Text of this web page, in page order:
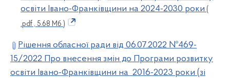
освіти Івано-Франківщини на 2024-2030 роки (
.pdf , 5.68 Мб )
Рішення обласної ради від 06.07.2022 №469-
15/2022 Про внесення змін до Програми розвитку
освіти Івано-Франківщини на 2016-2023 роки (зі